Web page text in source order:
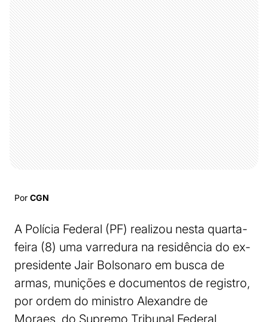
Por CGN
A Polícia Federal (PF) realizou nesta quarta-
feira (8) uma varredura na residência do ex-
presidente Jair Bolsonaro em busca de
armas, munições e documentos de registro,
por ordem do ministro Alexandre de
Moraes, do Supremo Tribunal Federal